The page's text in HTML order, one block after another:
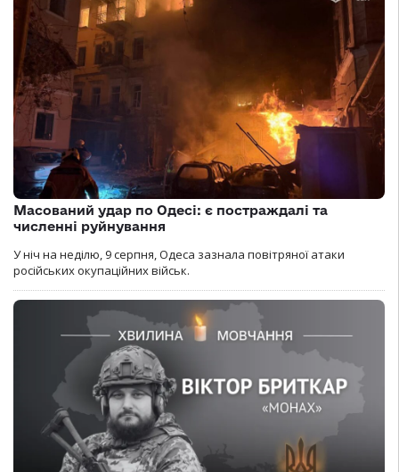
Масований удар по Одесі: є постраждалі та
численні руйнування
У ніч на неділю, 9 серпня, Одеса зазнала повітряної атаки
російських окупаційних військ.